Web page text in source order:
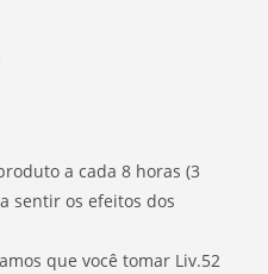
a cada 8 horas (3
sentir os efeitos dos
que você tomar Liv.52